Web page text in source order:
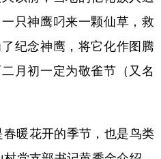
只神鹰叼来一颗仙草，救
纪念神鹰，将它化作图腾
月初一定为敬雀节（又名
暖花开的季节，也是鸟类